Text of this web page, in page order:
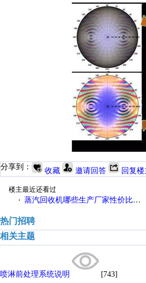
分享到： 收藏 邀请回答 回复楼
楼主最近还看过
· 蒸汽回收机哪些生产厂家性价比高一些
热门招聘
相关主题
喷淋前处理系统说明 [743]